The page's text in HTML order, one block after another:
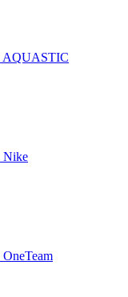
AQUASTIC
Nike
OneTeam